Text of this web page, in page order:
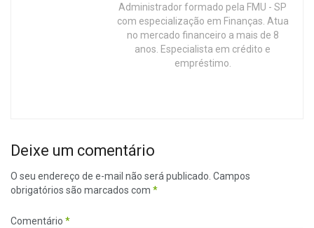
Administrador formado pela FMU - SP
com especialização em Finanças. Atua
no mercado financeiro a mais de 8
anos. Especialista em crédito e
empréstimo.
Deixe um comentário
O seu endereço de e-mail não será publicado. Campos
obrigatórios são marcados com *
Comentário *